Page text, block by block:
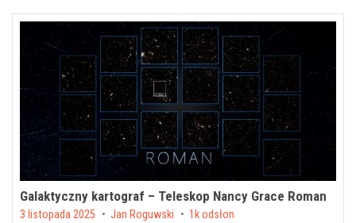
Galaktyczny kartograf – Teleskop Nancy Grace Roman
Posted on
3 listopada 2025 byJan Roguwski 1k odsłon